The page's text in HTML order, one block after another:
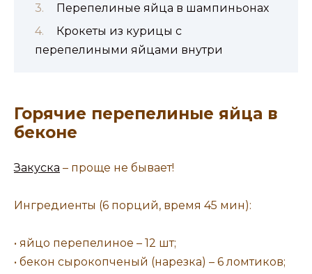
Перепелиные яйца в шампиньонах
Крокеты из курицы с
перепелиными яйцами внутри
Горячие перепелиные яйца в
беконе
Закуска – проще не бывает!
Ингредиенты (6 порций, время 45 мин):
• яйцо перепелиное – 12 шт;
• бекон сырокопченый (нарезка) – 6 ломтиков;